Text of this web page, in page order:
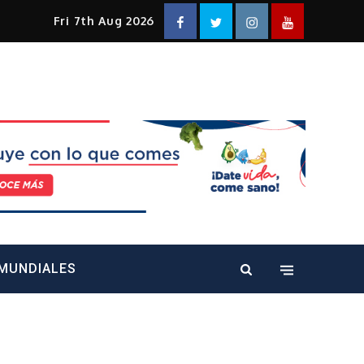
Fri 7th Aug 2026 FacebookTwitterInstagramYouTube